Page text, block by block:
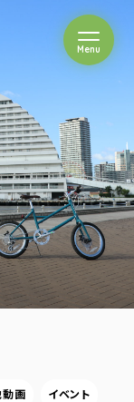
Menuを開閉
動画 イベント